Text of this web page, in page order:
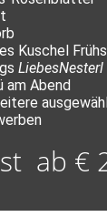
Kuschel
LiebesNesterl
am Abend
ab €